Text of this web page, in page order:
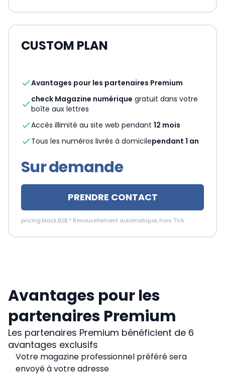
CUSTOM PLAN
checkAvantages pour les partenaires Premium
checkcheck Magazine numérique gratuit dans votre
boîte aux lettres
checkAccès illimité au site web pendant 12 mois
checkTous les numéros livrés à domicilependant 1 an
Sur demande
PRENDRE CONTACT
pricing.block.B2B * Renouvellement automatique, hors TVA
Avantages pour les
partenaires Premium
Les partenaires Premium bénéficient de 6
avantages exclusifs
Votre magazine professionnel préféré sera
envoyé à votre adresse